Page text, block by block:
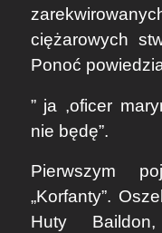
ciężarowych
Ponoć
” ja ,oficer
nie będę”.
Pierwszym
„Korfanty”.
Huty